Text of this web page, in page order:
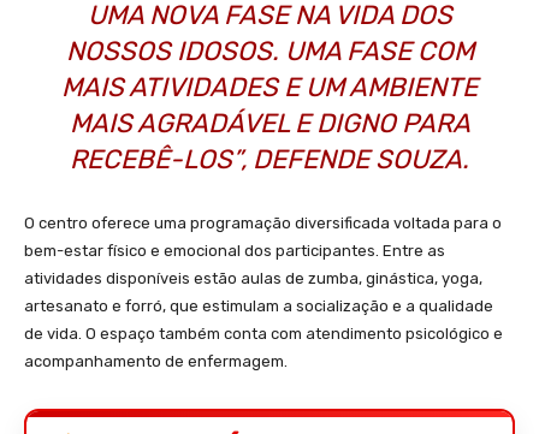
UMA NOVA FASE NA VIDA DOS
NOSSOS IDOSOS. UMA FASE COM
MAIS ATIVIDADES E UM AMBIENTE
MAIS AGRADÁVEL E DIGNO PARA
RECEBÊ-LOS”, DEFENDE SOUZA.
O centro oferece uma programação diversificada voltada para o
bem-estar físico e emocional dos participantes. Entre as
atividades disponíveis estão aulas de zumba, ginástica, yoga,
artesanato e forró, que estimulam a socialização e a qualidade
de vida. O espaço também conta com atendimento psicológico e
acompanhamento de enfermagem.